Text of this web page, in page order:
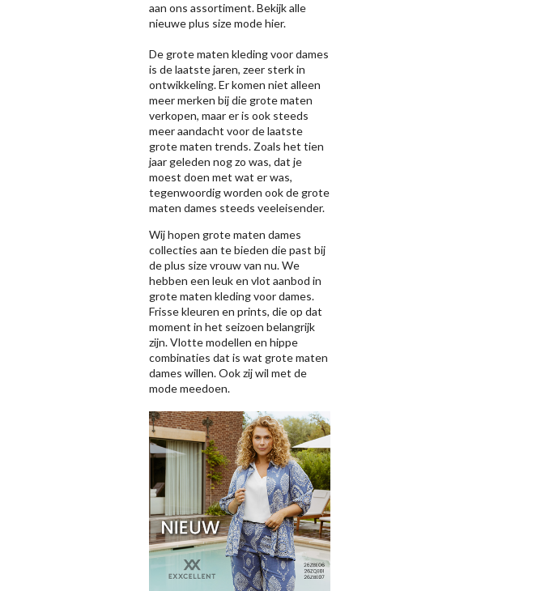
aan ons assortiment. Bekijk alle
nieuweplus size modehier.
De grote maten kleding voor dames
is de laatste jaren, zeer sterk in
ontwikkeling. Er komen niet alleen
meer merken bij die grote maten
verkopen, maar er is ook steeds
meer aandacht voor de laatste
grote maten trends. Zoals het tien
jaar geleden nog zo was, dat je
moest doen met wat er was,
tegenwoordig worden ook de grote
maten dames steeds veeleisender.
Wij hopen grote maten dames
collecties aan te bieden die past bij
de plus size vrouw van nu. We
hebben een leuk en vlot aanbod in
grote maten kleding voor dames.
Frisse kleuren en prints, die op dat
moment in het seizoen belangrijk
zijn. Vlotte modellen en hippe
combinaties dat is wat grote maten
dames willen. Ook zij wil met de
mode meedoen.